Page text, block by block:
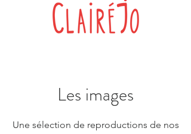
Les images
Une sélection de reproductions de nos